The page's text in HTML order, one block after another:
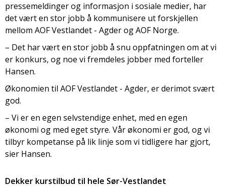
pressemeldinger og informasjon i sosiale medier, har
det vært en stor jobb å kommunisere ut forskjellen
mellom AOF Vestlandet - Agder og AOF Norge.
– Det har vært en stor jobb å snu oppfatningen om at vi
er konkurs, og noe vi fremdeles jobber med forteller
Hansen.
Økonomien til AOF Vestlandet - Agder, er derimot svært
god.
– Vi er en egen selvstendige enhet, med en egen
økonomi og med eget styre. Vår økonomi er god, og vi
tilbyr kompetanse på lik linje som vi tidligere har gjort,
sier Hansen.
Dekker kurstilbud til hele Sør-Vestlandet